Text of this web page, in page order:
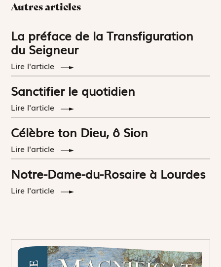
Autres articles
La préface de la Transfiguration
du Seigneur
Lire l'article
Sanctifier le quotidien
Lire l'article
Célèbre ton Dieu, ô Sion
Lire l'article
Notre-Dame-du-Rosaire à Lourdes
Lire l'article